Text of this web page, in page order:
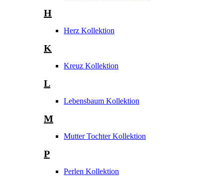
H
Herz Kollektion
K
Kreuz Kollektion
L
Lebensbaum Kollektion
M
Mutter Tochter Kollektion
P
Perlen Kollektion